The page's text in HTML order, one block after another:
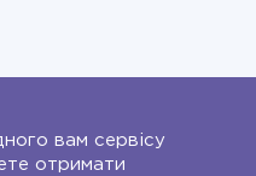
вам сервісу
отримати